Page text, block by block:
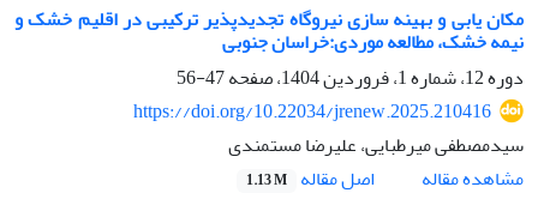
مکان یابی و بهینه سازی نیروگاه تجدیدپذیر ترکیبی در اقلیم خشک و
نیمه خشک، مطالعه موردی:خراسان جنوبی
دوره 12، شماره 1، فروردین 1404، صفحه
47-56
https://doi.org/10.22034/jrenew.2025.210416
سیدمصطفی میرطبایی، علیرضا مستمندی
مشاهده مقاله
اصل مقاله 1.13 M